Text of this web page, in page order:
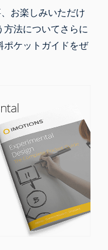
お楽しみいただけ
方法についてさらに
ポケットガイドをぜ